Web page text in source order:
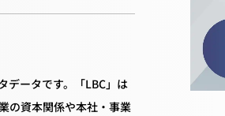
データです。「LBC」は
の資本関係や本社・事業